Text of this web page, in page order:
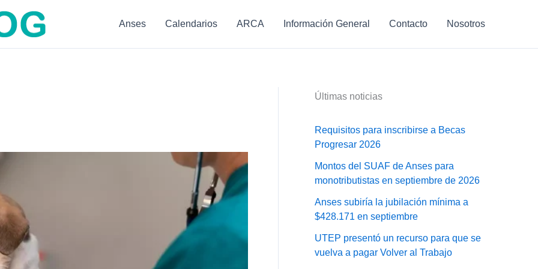
Anses Calendarios ARCA Información General Contacto Nosotros
Últimas noticias
Requisitos para inscribirse a Becas
Progresar 2026
Montos del SUAF de Anses para
monotributistas en septiembre de 2026
Anses subiría la jubilación mínima a
$428.171 en septiembre
UTEP presentó un recurso para que se
vuelva a pagar Volver al Trabajo